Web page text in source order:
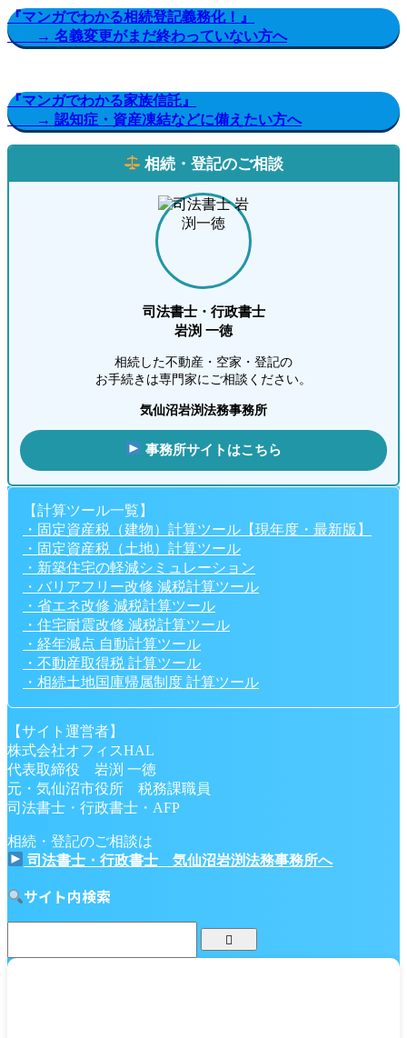
『マンガでわかる相続登記義務化！』
→ 名義変更がまだ終わっていない方へ
『マンガでわかる家族信託』
→ 認知症・資産凍結などに備えたい方へ
相続・登記のご相談
司法書士・行政書士
岩渕 一徳
相続した不動産・空家・登記の
お手続きは専門家にご相談ください。
気仙沼岩渕法務事務所
事務所サイトはこちら
【計算ツール一覧】
・固定資産税（建物）計算ツール【現年度・最新版】
・固定資産税（土地）計算ツール
・新築住宅の軽減シミュレーション
・バリアフリー改修 減税計算ツール
・省エネ改修 減税計算ツール
・住宅耐震改修 減税計算ツール
・経年減点 自動計算ツール
・不動産取得税 計算ツール
・相続土地国庫帰属制度 計算ツール
【サイト運営者】
株式会社オフィスHAL
代表取締役 岩渕 一徳
元・気仙沼市役所 税務課職員
司法書士・行政書士・AFP
相続・登記のご相談は
司法書士・行政書士 気仙沼岩渕法務事務所へ
サイト内検索